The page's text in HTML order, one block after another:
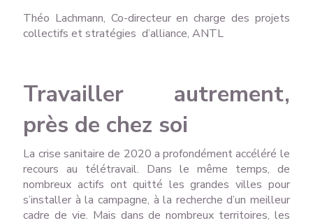
Théo Lachmann, Co-directeur en charge des projets
collectifs et stratégies d’alliance, ANTL
Travailler autrement,
près de chez soi
La crise sanitaire de 2020 a profondément accéléré le
recours au télétravail. Dans le même temps, de
nombreux actifs ont quitté les grandes villes pour
s’installer à la campagne, à la recherche d’un meilleur
cadre de vie. Mais dans de nombreux territoires, les